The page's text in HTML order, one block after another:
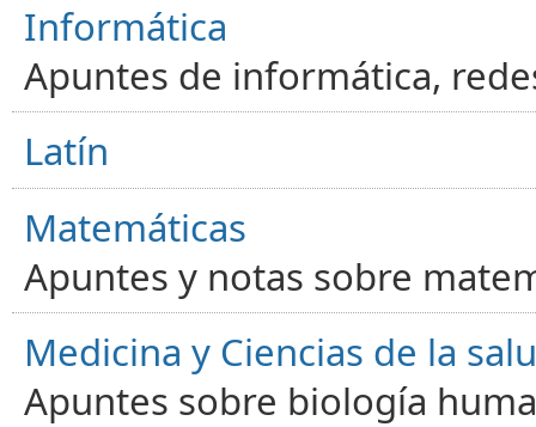
Informática
Apuntes de informática,
Latín
Matemáticas
Apuntes y notas sobre
Medicina y Ciencias de la
Apuntes sobre biología